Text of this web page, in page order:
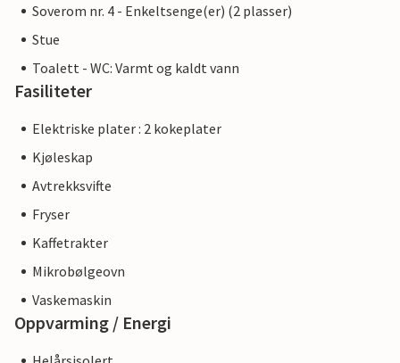
Soverom nr. 4 - Enkeltsenge(er) (2 plasser)
Stue
Toalett - WC: Varmt og kaldt vann
Fasiliteter
Elektriske plater : 2 kokeplater
Kjøleskap
Avtrekksvifte
Fryser
Kaffetrakter
Mikrobølgeovn
Vaskemaskin
Oppvarming / Energi